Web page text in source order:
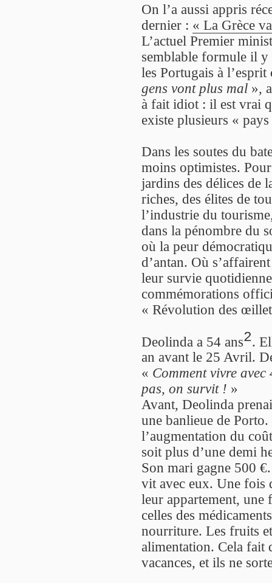
On l’a aussi appris
dernier : « La Grèce
L’actuel Premier
semblable formule il y
les Portugais à
gens vont plus mal »,
à fait idiot : il est vrai
existe plusieurs «
Dans les soutes du
moins optimistes.
jardins des délices de
riches, des élites de
l’industrie du
dans la pénombre du
où la peur
d’antan. Où
leur survie
commémorations
« Révolution des
Deolinda a 54 ans2.
an avant le 25 Avril.
« Comment vivre
pas, on survit ! »
Avant, Deolinda
une banlieue de
l’augmentation du
soit plus d’une demi
Son mari gagne 500
vit avec eux. Une fois
leur appartement, une
celles des
nourriture. Les fruits
alimentation. Cela fait
vacances, et ils ne